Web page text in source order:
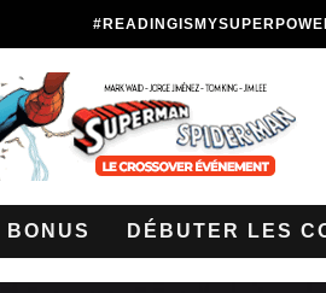
BONUS DÉBUTER LES